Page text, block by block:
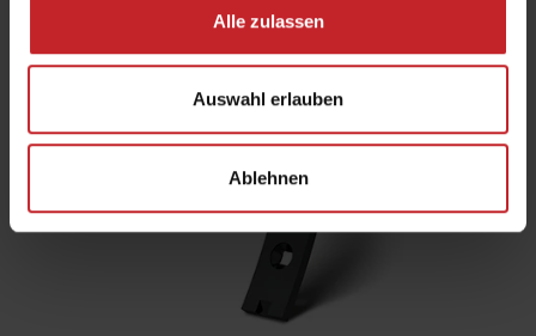
Alle zulassen
Auswahl erlauben
Ablehnen